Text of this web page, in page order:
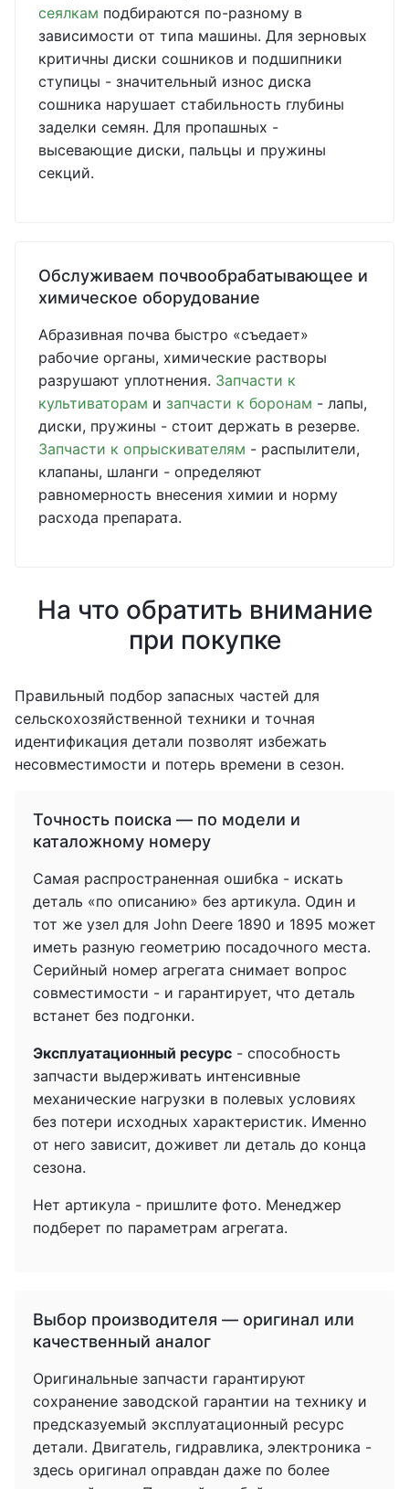
сеялкам подбираются по-разному в
зависимости от типа машины. Для зерновых
критичны диски сошников и подшипники
ступицы - значительный износ диска
сошника нарушает стабильность глубины
заделки семян. Для пропашных -
высевающие диски, пальцы и пружины
секций.
Обслуживаем почвообрабатывающее и
химическое оборудование
Абразивная почва быстро «съедает»
рабочие органы, химические растворы
разрушают уплотнения. Запчасти к
культиваторам и запчасти к боронам - лапы,
диски, пружины - стоит держать в резерве.
Запчасти к опрыскивателям - распылители,
клапаны, шланги - определяют
равномерность внесения химии и норму
расхода препарата.
На что обратить внимание
при покупке
Правильный подбор запасных частей для
сельскохозяйственной техники и точная
идентификация детали позволят избежать
несовместимости и потерь времени в сезон.
Точность поиска — по модели и
каталожному номеру
Самая распространенная ошибка - искать
деталь «по описанию» без артикула. Один и
тот же узел для John Deere 1890 и 1895 может
иметь разную геометрию посадочного места.
Серийный номер агрегата снимает вопрос
совместимости - и гарантирует, что деталь
встанет без подгонки.
Эксплуатационный ресурс - способность
запчасти выдерживать интенсивные
механические нагрузки в полевых условиях
без потери исходных характеристик. Именно
от него зависит, доживет ли деталь до конца
сезона.
Нет артикула - пришлите фото. Менеджер
подберет по параметрам агрегата.
Выбор производителя — оригинал или
качественный аналог
Оригинальные запчасти гарантируют
сохранение заводской гарантии на технику и
предсказуемый эксплуатационный ресурс
детали. Двигатель, гидравлика, электроника -
здесь оригинал оправдан даже по более